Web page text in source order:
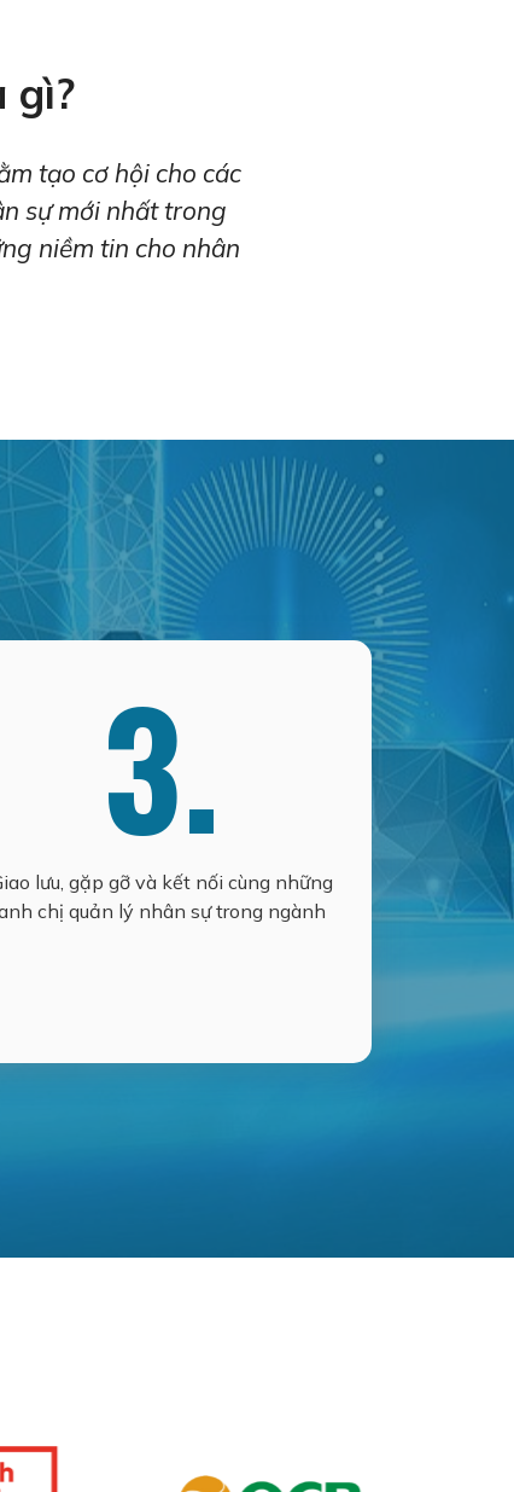
gì?
tạo cơ hội cho các
sự mới nhất trong
niềm tin cho nhân
3.
lưu, gặp gỡ và kết nối cùng những
chị quản lý nhân sự trong ngành